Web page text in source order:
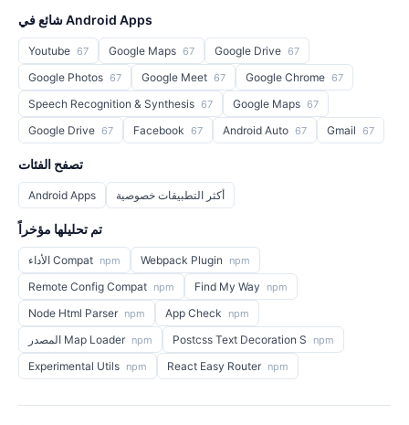
شائع في Android Apps
Youtube 67 Google Maps 67 Google Drive 67
Google Photos 67 Google Meet 67 Google Chrome 67
Speech Recognition & Synthesis 67 Google Maps 67
Google Drive 67 Facebook 67 Android Auto 67 Gmail 67
تصفح الفئات
Android Apps أكثر التطبيقات خصوصية
تم تحليلها مؤخراً
الأداء Compat npm Webpack Plugin npm
Remote Config Compat npm Find My Way npm
Node Html Parser npm App Check npm
المصدر Map Loader npm Postcss Text Decoration S npm
Experimental Utils npm React Easy Router npm